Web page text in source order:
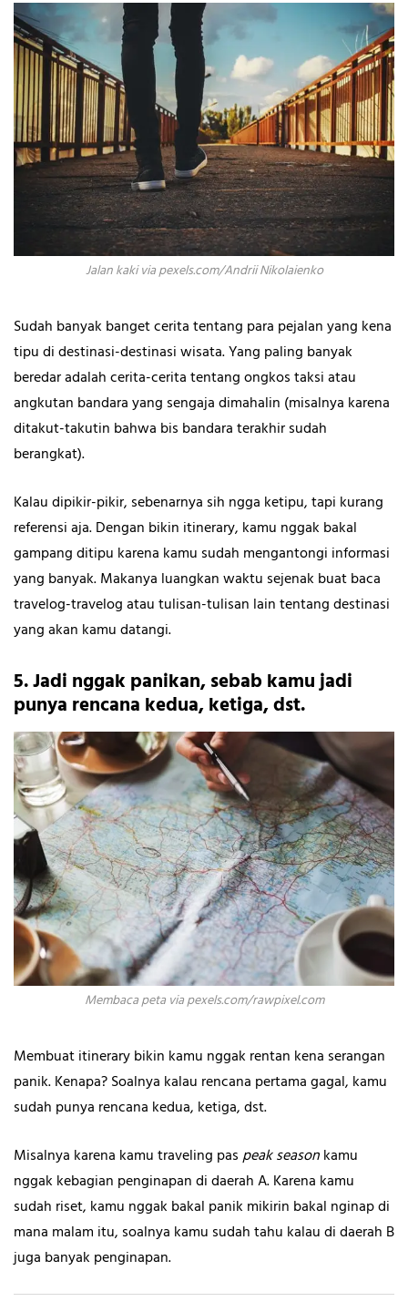
Jalan kaki via pexels.com/Andrii Nikolaienko
Sudah banyak banget cerita tentang para pejalan yang kena
tipu di destinasi-destinasi wisata. Yang paling banyak
beredar adalah cerita-cerita tentang ongkos taksi atau
angkutan bandara yang sengaja dimahalin (misalnya karena
ditakut-takutin bahwa bis bandara terakhir sudah
berangkat).
Kalau dipikir-pikir, sebenarnya sih ngga ketipu, tapi kurang
referensi aja. Dengan bikin itinerary, kamu nggak bakal
gampang ditipu karena kamu sudah mengantongi informasi
yang banyak. Makanya luangkan waktu sejenak buat baca
travelog-travelog atau tulisan-tulisan lain tentang destinasi
yang akan kamu datangi.
5. Jadi nggak panikan, sebab kamu jadi
punya rencana kedua, ketiga, dst.
Membaca peta via pexels.com/rawpixel.com
Membuat itinerary bikin kamu nggak rentan kena serangan
panik. Kenapa? Soalnya kalau rencana pertama gagal, kamu
sudah punya rencana kedua, ketiga, dst.
Misalnya karena kamu traveling paspeak seasonkamu
nggak kebagian penginapan di daerah A. Karena kamu
sudah riset, kamu nggak bakal panik mikirin bakal nginap di
mana malam itu, soalnya kamu sudah tahu kalau di daerah B
juga banyak penginapan.